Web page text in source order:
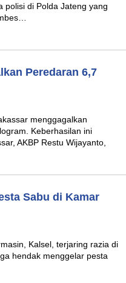
polisi di Polda Jateng yang
Peredaran 6,7
menggagalkan
Keberhasilan ini
AKBP Restu Wijayanto,
Sabu di Kamar
Kalsel, terjaring razia di
hendak menggelar pesta